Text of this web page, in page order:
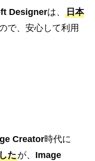
Designerは、 日本
で、安心して利用
Creator時代に
たが、 Image